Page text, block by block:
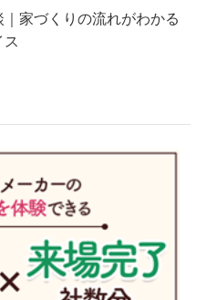
家づくりの流れがわかる
ス